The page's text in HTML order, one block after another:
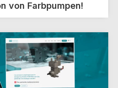
von Farbpumpen!